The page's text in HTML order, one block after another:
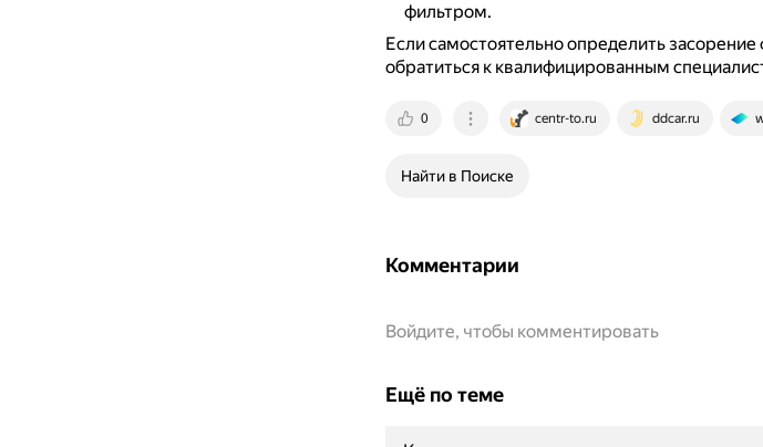
фильтром.
Если самостоятельно определить
обратиться к квалифицированным
0 centr-to.ru ddcar.ru
Найти в Поиске
Комментарии
Войдите, чтобы комментировать
Ещё по теме